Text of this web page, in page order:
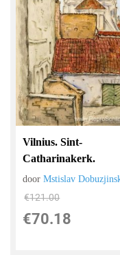
Vilnius. Sint-
Catharinakerk.
doorMstislav
€121.00
€70.18